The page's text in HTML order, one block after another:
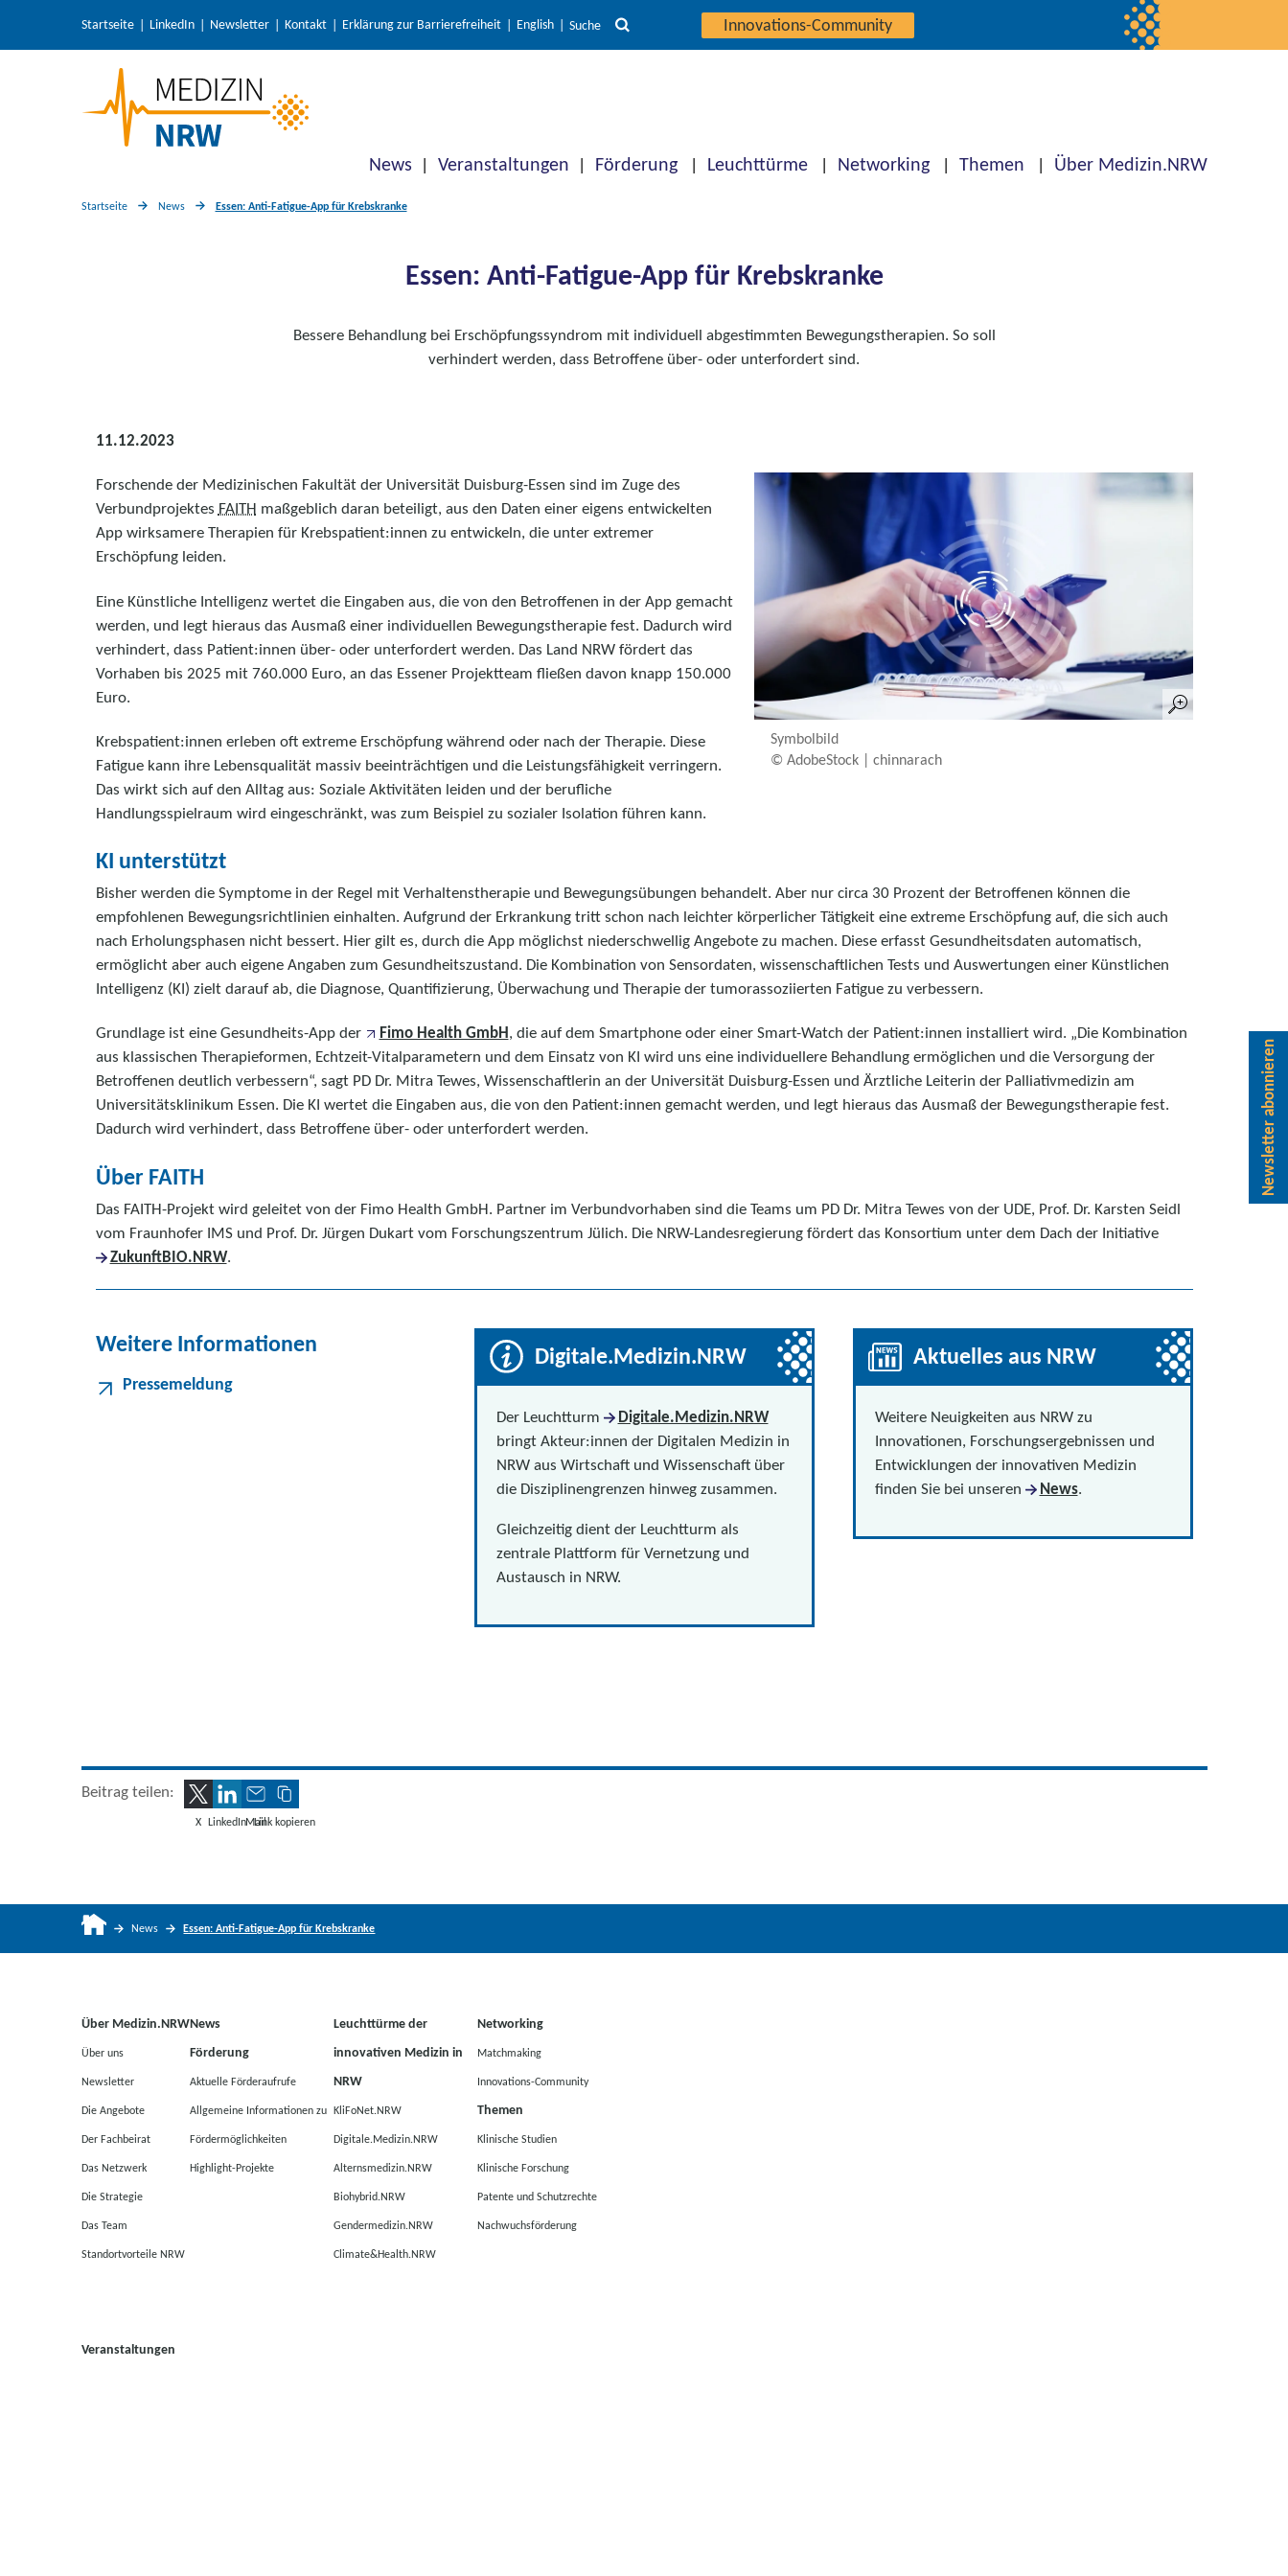
Startseite LinkedIn Newsletter Kontakt Erklärung zur Barrierefreiheit English Suche Innovations-Community
News Veranstaltungen Förderung Leuchttürme Networking Themen Über Medizin.NRW
Startseite News Essen: Anti-Fatigue-App für Krebskranke
Essen: Anti-Fatigue-App für Krebskranke
Bessere Behandlung bei Erschöpfungssyndrom mit individuell abgestimmten Bewegungstherapien. So soll
verhindert werden, dass Betroffene über- oder unterfordert sind.
11.12.2023
Symbolbild
© AdobeStock | chinnarach
Forschende der Medizinischen Fakultät der Universität Duisburg-Essen sind im Zuge des
VerbundprojektesFAITH maßgeblich daran beteiligt, aus den Daten einer eigens entwickelten
App wirksamere Therapien für Krebspatient:innen zu entwickeln, die unter extremer
Erschöpfung leiden.
Eine Künstliche Intelligenz wertet die Eingaben aus, die von den Betroffenen in der App gemacht
werden, und legt hieraus das Ausmaß einer individuellen Bewegungstherapie fest. Dadurch wird
verhindert, dass Patient:innen über- oder unterfordert werden. Das Land NRW fördert das
Vorhaben bis 2025 mit 760.000 Euro, an das Essener Projektteam fließen davon knapp 150.000
Euro.
Krebspatient:innen erleben oft extreme Erschöpfung während oder nach der Therapie. Diese
Fatigue kann ihre Lebensqualität massiv beeinträchtigen und die Leistungsfähigkeit verringern.
Das wirkt sich auf den Alltag aus: Soziale Aktivitäten leiden und der berufliche
Handlungsspielraum wird eingeschränkt, was zum Beispiel zu sozialer Isolation führen kann.
KI unterstützt
Bisher werden die Symptome in der Regel mit Verhaltenstherapie und Bewegungsübungen behandelt. Aber nur circa 30 Prozent der Betroffenen können die
empfohlenen Bewegungsrichtlinien einhalten. Aufgrund der Erkrankung tritt schon nach leichter körperlicher Tätigkeit eine extreme Erschöpfung auf, die sich auch
nach Erholungsphasen nicht bessert. Hier gilt es, durch die App möglichst niederschwellig Angebote zu machen. Diese erfasst Gesundheitsdaten automatisch,
ermöglicht aber auch eigene Angaben zum Gesundheitszustand. Die Kombination von Sensordaten, wissenschaftlichen Tests und Auswertungen einer Künstlichen
Intelligenz (KI) zielt darauf ab, die Diagnose, Quantifizierung, Überwachung und Therapie der tumorassoziierten Fatigue zu verbessern.
Grundlage ist eine Gesundheits-App der Fimo Health GmbH, die auf dem Smartphone oder einer Smart-Watch der Patient:innen installiert wird. „Die Kombination
aus klassischen Therapieformen, Echtzeit-Vitalparametern und dem Einsatz von KI wird uns eine individuellere Behandlung ermöglichen und die Versorgung der
Betroffenen deutlich verbessern“, sagt PD Dr. Mitra Tewes, Wissenschaftlerin an der Universität Duisburg-Essen und Ärztliche Leiterin der Palliativmedizin am
Universitätsklinikum Essen. Die KI wertet die Eingaben aus, die von den Patient:innen gemacht werden, und legt hieraus das Ausmaß der Bewegungstherapie fest.
Dadurch wird verhindert, dass Betroffene über- oder unterfordert werden.
Über FAITH
Das FAITH-Projekt wird geleitet von der Fimo Health GmbH. Partner im Verbundvorhaben sind die Teams um PD Dr. Mitra Tewes von der UDE, Prof. Dr. Karsten Seidl
vom Fraunhofer IMS und Prof. Dr. Jürgen Dukart vom Forschungszentrum Jülich. Die NRW-Landesregierung fördert das Konsortium unter dem Dach der Initiative
ZukunftBIO.NRW.
Weitere Informationen
Pressemeldung
Digitale.Medizin.NRW
Der Leuchtturm
Digitale.Medizin.NRW
bringt Akteur:innen der Digitalen Medizin in
NRW aus Wirtschaft und Wissenschaft über
die Disziplinengrenzen hinweg zusammen.
Gleichzeitig dient der Leuchtturm als
zentrale Plattform für Vernetzung und
Austausch in NRW.
Aktuelles aus NRW
Weitere Neuigkeiten aus NRW zu
Innovationen, Forschungsergebnissen und
Entwicklungen der innovativen Medizin
finden Sie bei unseren
News.
Beitrag teilen:
X LinkedInMailLink kopieren
News Essen: Anti-Fatigue-App für Krebskranke
Über Medizin.NRW
Über uns
Newsletter
Die Angebote
Der Fachbeirat
Das Netzwerk
Die Strategie
Das Team
Standortvorteile NRW
Veranstaltungen
News
Förderung
Aktuelle Förderaufrufe
Allgemeine Informationen zu
Fördermöglichkeiten
Highlight-Projekte
Leuchttürme der
innovativen Medizin in
NRW
KliFoNet.NRW
Digitale.Medizin.NRW
Alternsmedizin.NRW
Biohybrid.NRW
Gendermedizin.NRW
Climate&Health.NRW
Networking
Matchmaking
Innovations-Community
Themen
Klinische Studien
Klinische Forschung
Patente und Schutzrechte
Nachwuchsförderung
Newsletter abonnieren